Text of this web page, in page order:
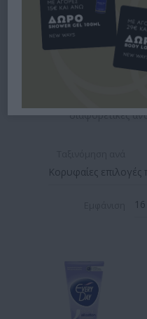
Οι σερβιέτες και τα
γυναικείας υγιεινής για
περίοδο. Στο Bodyface.gr
διαφορετικές